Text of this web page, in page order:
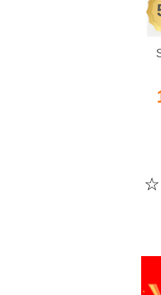
☆